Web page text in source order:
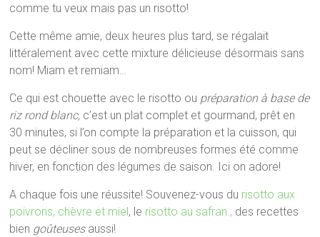
comme tu veux mais pas un risotto!
Cette même amie, deux heures plus tard, se régalait
littéralement avec cette mixture délicieuse désormais sans
nom! Miam et remiam…
Ce qui est chouette avec le risotto ou préparation à base de
riz rond blanc, c’est un plat complet et gourmand, prêt en
30 minutes, si l’on compte la préparation et la cuisson, qui
peut se décliner sous de nombreuses formes été comme
hiver, en fonction des légumes de saison. Ici on adore!
A chaque fois une réussite! Souvenez-vous du risotto aux
poivrons, chèvre et miel , le risotto au safran., des recettes
bien goûteusesaussi!